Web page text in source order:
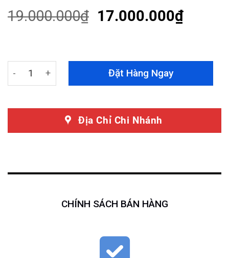
customer
ratings
19.000.000₫ 17.000.000₫
Màn Hình Android Mercedes E Class 2013 - 2015
Đặt Hàng Ngay
Địa Chỉ Chi Nhánh
CHÍNH SÁCH BÁN HÀNG